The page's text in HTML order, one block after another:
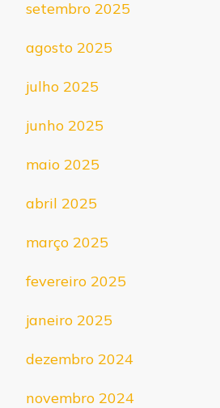
setembro 2025
agosto 2025
julho 2025
junho 2025
maio 2025
abril 2025
março 2025
fevereiro 2025
janeiro 2025
dezembro 2024
novembro 2024